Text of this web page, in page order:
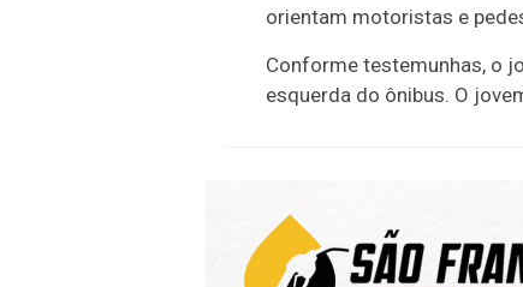
orientam motoristas e
Conforme testemunhas, o
esquerda do ônibus. O